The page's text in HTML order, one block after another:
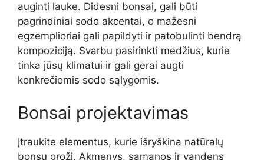
auginti lauke. Didesni bonsai, gali būti
pagrindiniai sodo akcentai, o mažesni
egzemplioriai gali papildyti ir patobulinti bendrą
kompoziciją. Svarbu pasirinkti medžius, kurie
tinka jūsų klimatui ir gali gerai augti
konkrečiomis sodo sąlygomis.
Bonsai projektavimas
Įtraukite elementus, kurie išryškina natūralų
bonsų grožį. Akmenys, samanos ir vandens